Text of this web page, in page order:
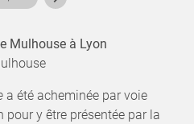
Mulhouse à Lyon
a été acheminée par voie
y être présentée par la